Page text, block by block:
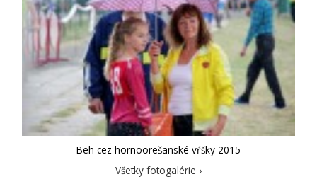
Beh cez hornoorešanské vŕšky 2015
Všetky fotogalérie ›